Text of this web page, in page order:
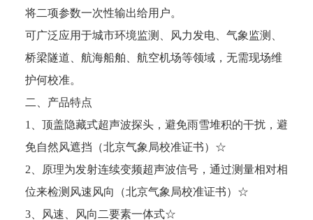
将二项参数一次性输出给用户。
可广泛应用于城市环境监测、风力发电、气象监测、
桥梁隧道、航海船舶、航空机场等领域，无需现场维
护何校准。
二、产品特点
1、顶盖隐藏式超声波探头，避免雨雪堆积的干扰，避
免自然风遮挡（北京气象局校准证书）☆
2、原理为发射连续变频超声波信号，通过测量相对相
位来检测风速风向（北京气象局校准证书）☆
3、风速、风向二要素一体式☆